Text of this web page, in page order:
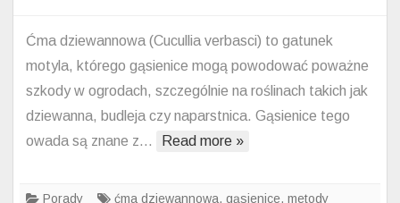
Ćma dziewannowa (Cucullia verbasci) to gatunek
motyla, którego gąsienice mogą powodować poważne
szkody w ogrodach, szczególnie na roślinach takich jak
dziewanna, budleja czy naparstnica. Gąsienice tego
owada są znane z…
Read more »
Porady ćma dziewannowa, gąsienice, metody